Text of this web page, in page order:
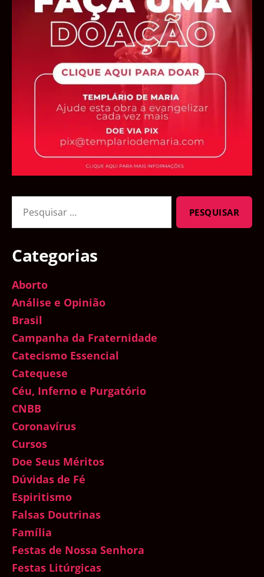
por:
Categorias
Aborto
Análise e Opinião
Brasil
Campanha da Fraternidade
Catecismo Essencial
Catequese
Céu, Inferno e Purgatório
CNBB
Coronavírus
Cursos
Doe Seus Méritos
Dúvidas de Fé
Espiritismo
Falsas Doutrinas
Família
Festas de Nossa Senhora
Festas Litúrgicas